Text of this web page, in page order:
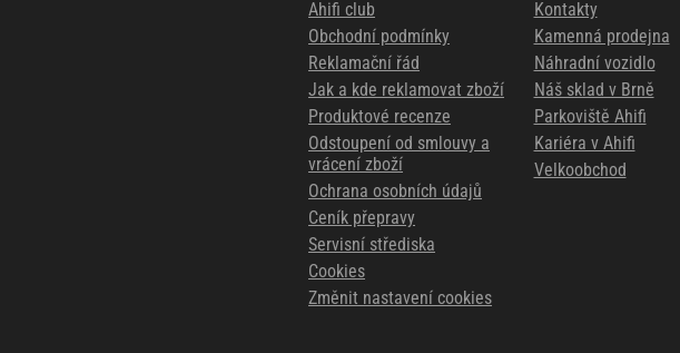
Ahifi club
Obchodní podmínky
Reklamační řád
Jak a kde reklamovat zboží
Produktové recenze
Odstoupení od smlouvy a
vrácení zboží
Ochrana osobních údajů
Ceník přepravy
Servisní střediska
Cookies
Změnit nastavení cookies
Kontakty
Kamenná prodejna
Náhradní vozidlo
Náš sklad v Brně
Parkoviště Ahifi
Kariéra v Ahifi
Velkoobchod